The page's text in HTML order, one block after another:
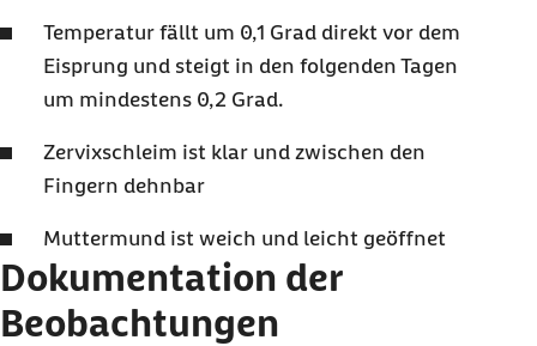
Temperatur fällt um 0,1 Grad direkt vor dem
Eisprung und steigt in den folgenden Tagen
um mindestens 0,2 Grad.
Zervixschleim ist klar und zwischen den
Fingern dehnbar
Muttermund ist weich und leicht geöffnet
Dokumentation der
Beobachtungen